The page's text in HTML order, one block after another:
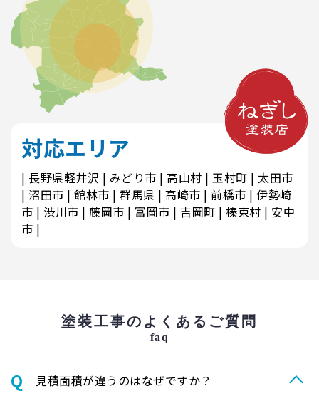
対応エリア
長野県軽井沢 みどり市 高山村 玉村町
太田市
沼田市
館林市 群馬県 高崎市 前橋市
伊勢崎
市
渋川市 藤岡市 富岡市 吉岡町 榛東村
安中
市
塗装工事のよくあるご質問
faq
⾒積⾯積が違うのはなぜですか？